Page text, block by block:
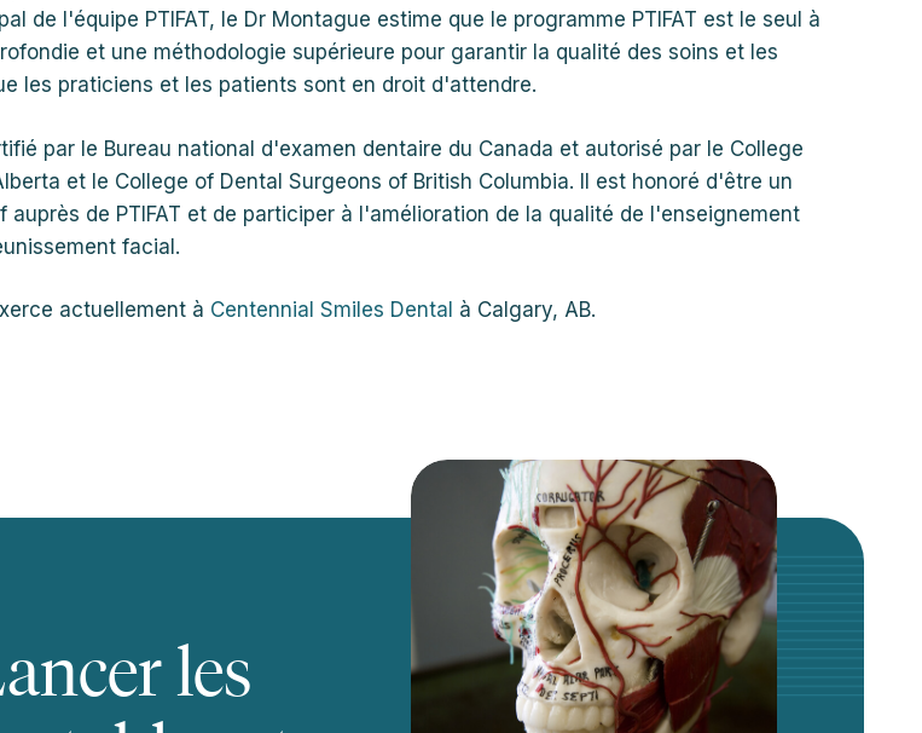
de l'équipe PTIFAT, le Dr Montague estime que le programme PTIFAT est le seul à
et une méthodologie supérieure pour garantir la qualité des soins et les
les praticiens et les patients sont en droit d'attendre.
par le Bureau national d'examen dentaire du Canada et autorisé par le College
et le College of Dental Surgeons of British Columbia. Il est honoré d'être un
de PTIFAT et de participer à l'amélioration de la qualité de l'enseignement
facial.
actuellement à Centennial Smiles Dental à Calgary, AB.
les